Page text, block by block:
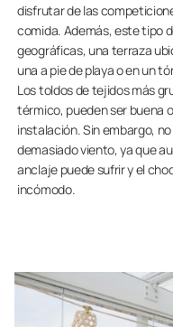
disfrutar de las
comida. Además, este tipo
geográficas, una terraza
una a pie de playa o en un
Los toldos de tejidos más
térmico, pueden ser buena
instalación. Sin embargo,
demasiado viento, ya que
anclaje puede sufrir y el
incómodo.